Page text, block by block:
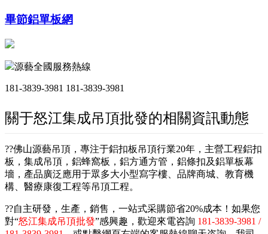
畢節鋁單板網
源藝全國服務熱線
181-3839-3981 181-3839-3981
關于怒江集成吊頂批發的相關資訊動態
??佛山源藝吊頂，專注于鋁扣板吊頂行業20年，主營工程鋁扣
板，集成吊頂，鋁蜂窩板，鋁方通方管，鋁條扣及鋁單板幕
墻，產品廣泛應用于眾多大小型寫字樓、品牌商城、教育機
構、醫療康復工程等吊頂工程。
??自主研發，生產，銷售，一站式采購節省20%成本！如果您
對“怒江集成吊頂批發”感興趣，歡迎來電咨詢 181-3839-3981 /